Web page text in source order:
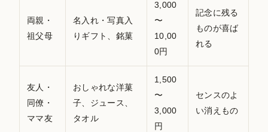
両親・
祖父母
名入れ・写真入
りギフト、銘菓
3,000
〜
10,00
0円
記念に残る
ものが喜ば
れる
友人・
同僚・
ママ友
おしゃれな洋菓
子、ジュース、
タオル
1,500
〜
3,000
円
センスのよ
い消えもの